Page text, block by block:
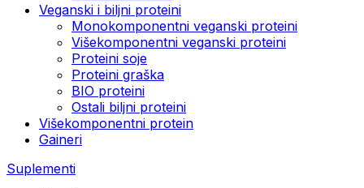
Veganski i biljni proteini
Monokomponentni veganski proteini
Višekomponentni veganski proteini
Proteini soje
Proteini graška
BIO proteini
Ostali biljni proteini
Višekomponentni protein
Gaineri
Suplementi